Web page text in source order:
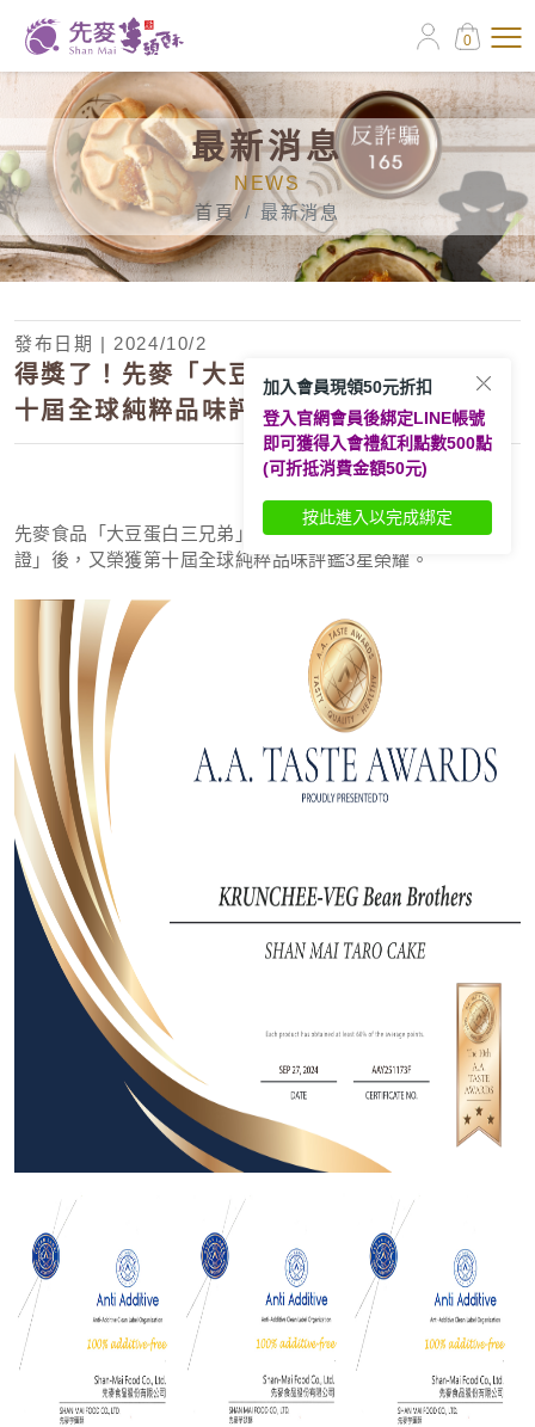
0
最新消息
NEWS
首頁
最新消息
得獎了！先麥「大豆蛋白三兄弟」榮獲第
十屆全球純粹品味評鑑3星榮耀！
發布日期 | 2024/10/2
先麥食品「大豆蛋白三兄弟」，繼通過「A.A. 100%無添加認
證」後，又榮獲第十屆全球純粹品味評鑑3星榮耀。
加入會員現領50元折扣
登入官網會員後綁定LINE帳號
即可獲得入會禮紅利點數500點
(可折抵消費金額50元)
按此進入以完成綁定